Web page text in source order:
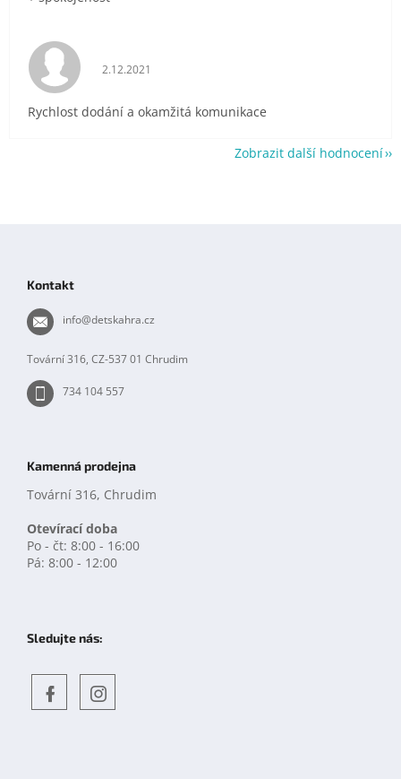
Hodnocení obchodu je 5 z 5 hvězdiček.
2.12.2021
Rychlost dodání a okamžitá komunikace
Zobrazit další hodnocení
Kontakt
info@detskahra.cz
Tovární 316, CZ-537 01 Chrudim
734 104 557
Kamenná prodejna
Tovární 316, Chrudim
Otevírací doba
Po - čt: 8:00 - 16:00
Pá: 8:00 - 12:00
Sledujte nás: